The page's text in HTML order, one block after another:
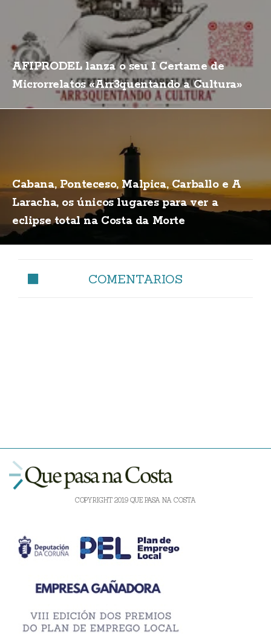
AFIPRODEL lanza o seu I Certame de
Microrrelatos «Arr3quentando a Cultura»
Cabana, Ponteceso, Malpica, Carballo e A
Laracha, os únicos lugares para ver a
eclipse total na Costa da Morte
COMENTARIOS
COPYRIGHT 2019 QUE PASA NA COSTA